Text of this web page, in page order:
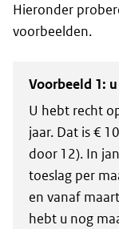
Hieronder
voorbeelden.
Voorbeeld 1:
U hebt recht
jaar. Dat is €
door 12). In
toeslag per
en vanaf
hebt u nog